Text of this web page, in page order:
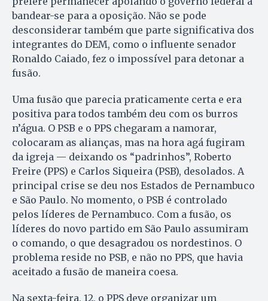
bandear-se para a oposição. Não se pode
desconsiderar também que parte significativa dos
integrantes do DEM, como o influente senador
Ronaldo Caiado, fez o impossível para detonar a
fusão.
Uma fusão que parecia praticamente certa e era
positiva para todos também deu com os burros
n’água. O PSB e o PPS chegaram a namorar,
colocaram as alianças, mas na hora agá fugiram
da igreja — deixando os “padrinhos”, Roberto
Freire (PPS) e Carlos Siqueira (PSB), desolados. A
principal crise se deu nos Estados de Pernambuco
e São Paulo. No momento, o PSB é controlado
pelos líderes de Pernambuco. Com a fusão, os
líderes do novo partido em São Paulo assumiram
o comando, o que desagradou os nordestinos. O
problema reside no PSB, e não no PPS, que havia
aceitado a fusão de maneira coesa.
Na sexta-feira, 12, o PPS deve organizar um